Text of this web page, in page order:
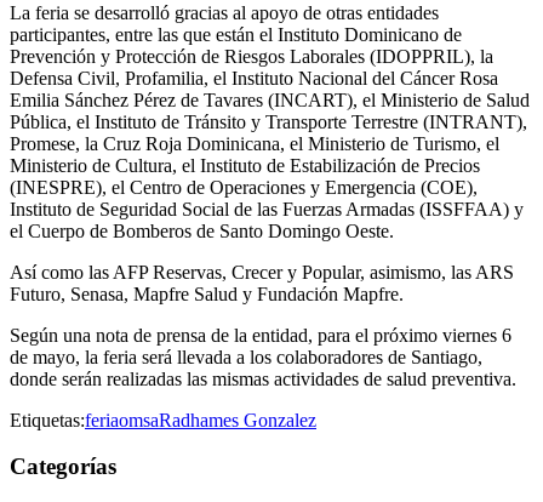
La feria se desarrolló gracias al apoyo de otras entidades
participantes, entre las que están el Instituto Dominicano de
Prevención y Protección de Riesgos Laborales (IDOPPRIL), la
Defensa Civil, Profamilia, el Instituto Nacional del Cáncer Rosa
Emilia Sánchez Pérez de Tavares (INCART), el Ministerio de Salud
Pública, el Instituto de Tránsito y Transporte Terrestre (INTRANT),
Promese, la Cruz Roja Dominicana, el Ministerio de Turismo, el
Ministerio de Cultura, el Instituto de Estabilización de Precios
(INESPRE), el Centro de Operaciones y Emergencia (COE),
Instituto de Seguridad Social de las Fuerzas Armadas (ISSFFAA) y
el Cuerpo de Bomberos de Santo Domingo Oeste.
Así como las AFP Reservas, Crecer y Popular, asimismo, las ARS
Futuro, Senasa, Mapfre Salud y Fundación Mapfre.
Según una nota de prensa de la entidad, para el próximo viernes 6
de mayo, la feria será llevada a los colaboradores de Santiago,
donde serán realizadas las mismas actividades de salud preventiva.
Etiquetas:feriaomsaRadhames Gonzalez
Categorías